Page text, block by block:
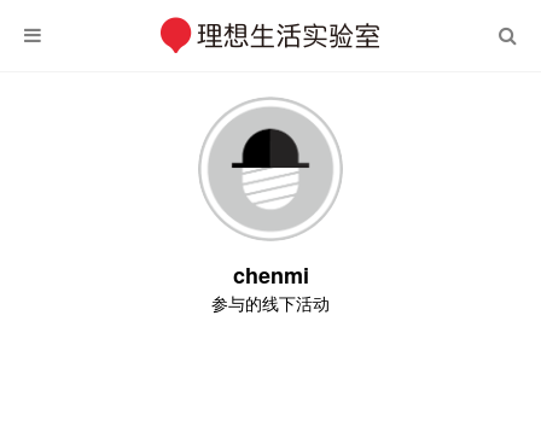
chenmi
参与的线下活动